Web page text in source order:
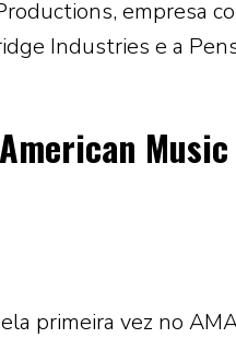
empresa
Industries e a
primeira vez no